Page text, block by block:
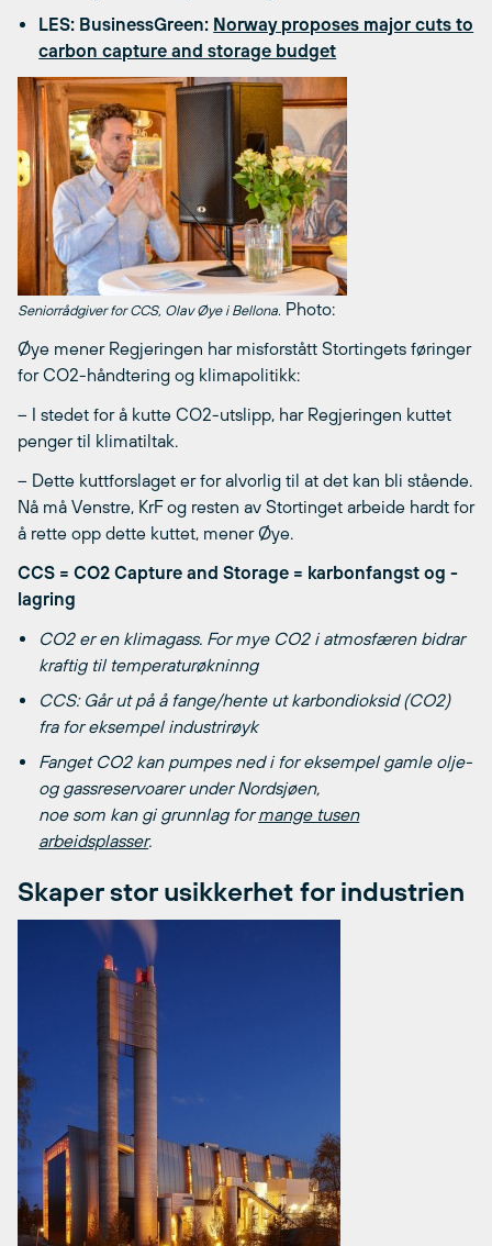
LES: BusinessGreen: Norway proposes major cuts to
carbon capture and storage budget
Seniorrådgiver for CCS, Olav Øye i Bellona. Photo:
Øye mener Regjeringen har misforstått Stortingets føringer
for CO2-håndtering og klimapolitikk:
– I stedet for å kutte CO2-utslipp, har Regjeringen kuttet
penger til klimatiltak.
– Dette kuttforslaget er for alvorlig til at det kan bli stående.
Nå må Venstre, KrF og resten av Stortinget arbeide hardt for
å rette opp dette kuttet, mener Øye.
CCS = CO2 Capture and Storage = karbonfangst og -
lagring
CO2 er en klimagass. For mye CO2 i atmosfæren bidrar
kraftig til temperaturøkninng
CCS: Går ut på å fange/hente ut karbondioksid (CO2)
fra for eksempel industrirøyk
Fanget CO2 kan pumpes ned i for eksempel gamle olje-
og gassreservoarer under Nordsjøen,
noe som kan gi grunnlag formange tusen
arbeidsplasser.
Skaper stor usikkerhet for industrien